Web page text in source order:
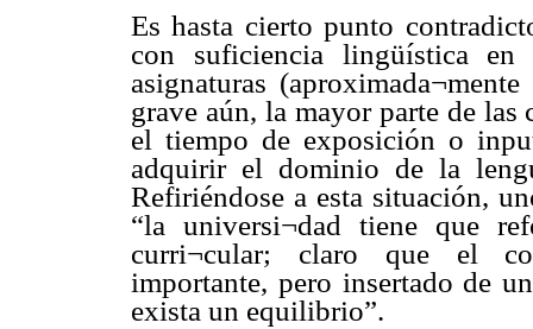
Es hasta cierto punto
con suficiencia lingüística
asignaturas
grave aún, la mayor parte de las
el tiempo de exposición o
adquirir el dominio de la
Refiriéndose a esta situación,
“la universi¬dad tiene que
curri¬cular; claro que el
importante, pero insertado de
exista un equilibrio”.